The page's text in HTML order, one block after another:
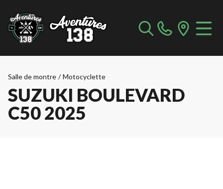
Salle de montre / Motocyclette
SUZUKI BOULEVARD
C50 2025